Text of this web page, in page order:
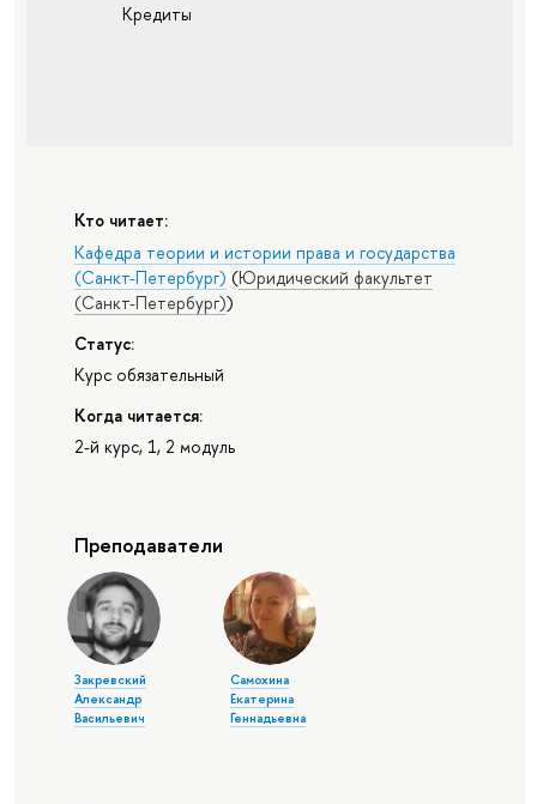
Кредиты
Кто читает:
Кафедра теории и истории права и государства
(Санкт-Петербург) (Юридический факультет
(Санкт-Петербург))
Статус:
Курс обязательный
Когда читается:
2-й курс, 1, 2 модуль
Преподаватели
Закревский
Александр
Васильевич
Самохина
Екатерина
Геннадьевна